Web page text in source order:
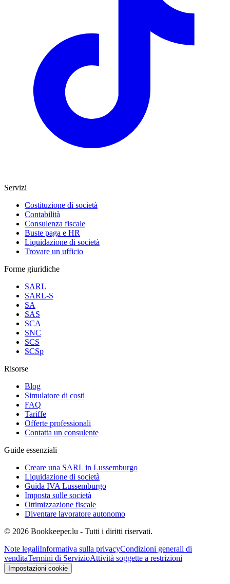
Servizi
Costituzione di società
Contabilità
Consulenza fiscale
Buste paga e HR
Liquidazione di società
Trovare un ufficio
Forme giuridiche
SARL
SARL-S
SA
SAS
SCA
SNC
SCS
SCSp
Risorse
Blog
Simulatore di costi
FAQ
Tariffe
Offerte professionali
Contatta un consulente
Guide essenziali
Creare una SARL in Lussemburgo
Liquidazione di società
Guida IVA Lussemburgo
Imposta sulle società
Ottimizzazione fiscale
Diventare lavoratore autonomo
© 2026 Bookkeeper.lu - Tutti i diritti riservati.
Note legaliInformativa sulla privacyCondizioni generali di
venditaTermini di ServizioAttività soggette a restrizioni
Impostazioni cookie